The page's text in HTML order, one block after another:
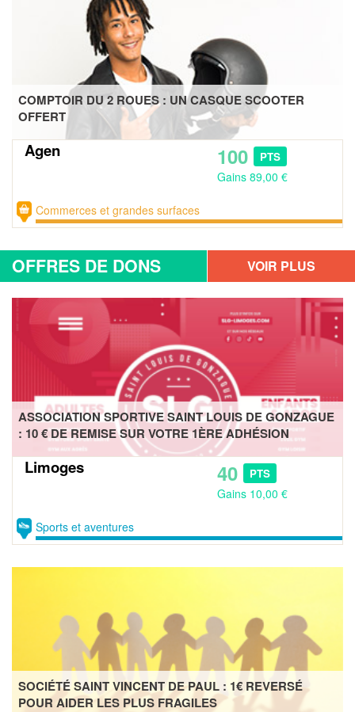
COMPTOIR DU 2 ROUES : UN CASQUE SCOOTER
OFFERT
Agen 100 PTS
Gains 89,00 €
Commerces et grandes surfaces
OFFRES DE DONS
VOIR PLUS
D'OFFRES
ASSOCIATION SPORTIVE SAINT LOUIS DE GONZAGUE
: 10 € DE REMISE SUR VOTRE 1ÈRE ADHÉSION
Limoges 40 PTS
Gains 10,00 €
Sports et aventures
SOCIÉTÉ SAINT VINCENT DE PAUL : 1€ REVERSÉ
POUR AIDER LES PLUS FRAGILES